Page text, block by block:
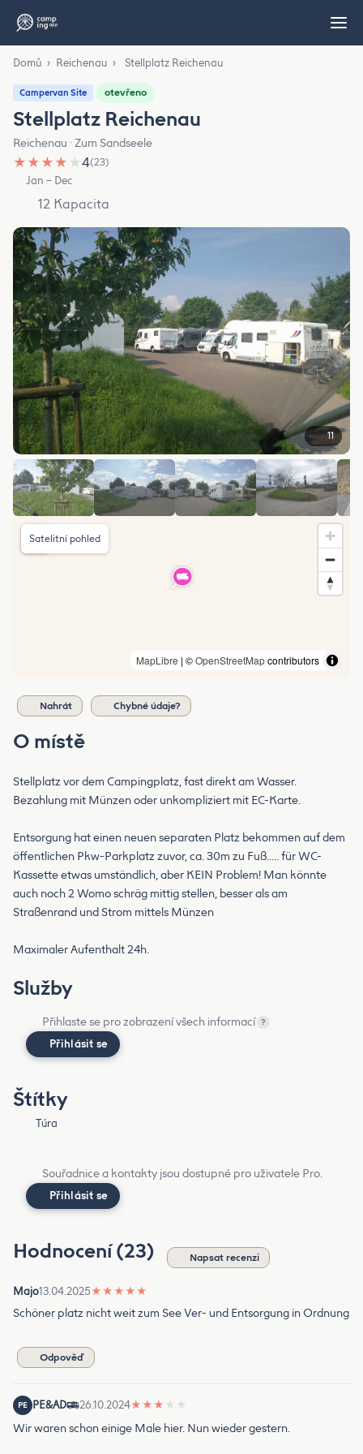
Domů › Reichenau › Stellplatz Reichenau
Campervan Site otevřeno
Stellplatz Reichenau
Reichenau · Zum Sandseele
★ ★ ★ ★ ★4(23)
Jan – Dec
12 Kapacita
11
MapLibre | ©OpenStreetMapcontributors
Satelitní pohled
Nahrát Chybné údaje?
O místě
Stellplatz vor dem Campingplatz, fast direkt am Wasser.
Bezahlung mit Münzen oder unkompliziert mit EC-Karte.
Entsorgung hat einen neuen separaten Platz bekommen auf dem
öffentlichen Pkw-Parkplatz zuvor, ca. 30m zu Fuß..... für WC-
Kassette etwas umständlich, aber KEIN Problem! Man könnte
auch noch 2 Womo schräg mittig stellen, besser als am
Straßenrand und Strom mittels Münzen
Maximaler Aufenthalt 24h.
Služby
Přihlaste se pro zobrazení všech informací ?
Přihlásit se
Štítky
Túra
Souřadnice a kontakty jsou dostupné pro uživatele Pro.
Přihlásit se
Hodnocení (23) Napsat recenzi
Majo13.04.2025★ ★ ★ ★ ★
Schöner platz nicht weit zum See Ver- und Entsorgung in Ordnung
Odpověď
PE PE&AD 26.10.2024★ ★ ★ ★ ★
Wir waren schon einige Male hier. Nun wieder gestern.